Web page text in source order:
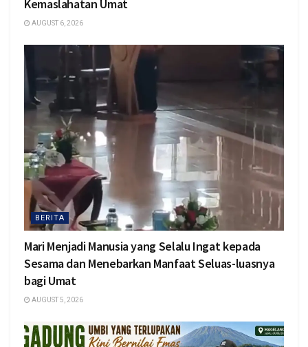
Kemaslahatan Umat
AUGUST 6, 2026
BERITA
Mari Menjadi Manusia yang Selalu Ingat kepada
Sesama dan Menebarkan Manfaat Seluas-luasnya
bagi Umat
AUGUST 5, 2026